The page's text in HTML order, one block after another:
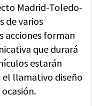
Madrid-Toledo-
de varios
acciones forman
que durará
estarán
llamativo diseño